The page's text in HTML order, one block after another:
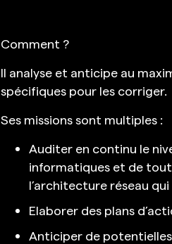
Comment ?
Il analyse et anticipe au
spécifiques pour les corriger.
Ses missions sont multiples :
Auditer en continu le
informatiques et de
l’architecture réseau
Elaborer des plans
Anticiper de